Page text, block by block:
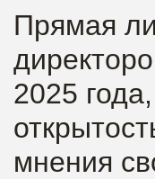
Прямая
2025
мнения